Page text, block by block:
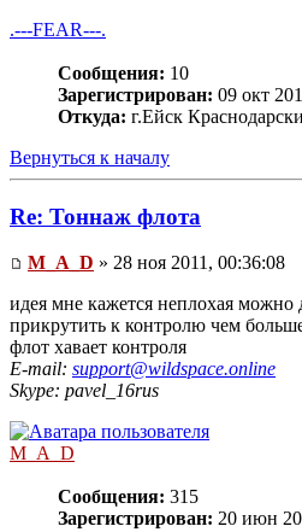
.---FEAR---.
Сообщения: 10
Зарегистрирован: 09 окт
Откуда: г.Ейск
Вернуться к началу
Re: Тоннаж флота
M_A_D » 28 ноя 2011, 00:36:08
идея мне кажется неплохая
прикрутить к контролю чем
флот хавает контроля
E-mail: support@wildspace.online
Skype: pavel_16rus
M_A_D
Сообщения: 315
Зарегистрирован: 20 июн